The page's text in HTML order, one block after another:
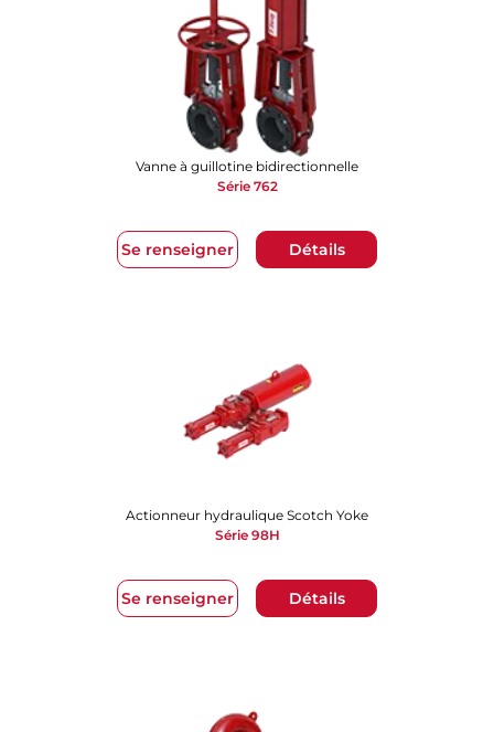
Se renseigner Détails
Vanne à guillotine bidirectionnelle
Série 762
Se renseigner Détails
Actionneur hydraulique Scotch Yoke
Série 98H